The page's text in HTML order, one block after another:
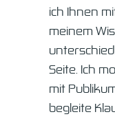
ich Ihnen
meinem
Seite. Ich
mit
begleite